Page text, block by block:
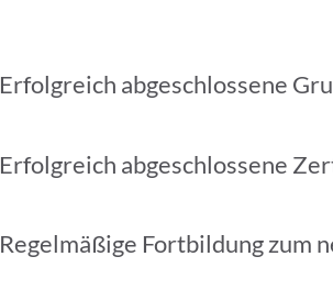
Erfolgreich abgeschlossene
Erfolgreich abgeschlossene
Regelmäßige Fortbildung zum